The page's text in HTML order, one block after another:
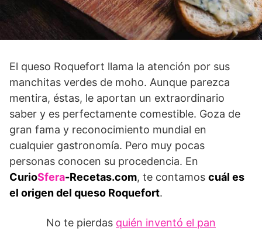
El queso Roquefort llama la atención por sus
manchitas verdes de moho. Aunque parezca
mentira, éstas, le aportan un extraordinario
saber y es perfectamente comestible. Goza de
gran fama y reconocimiento mundial en
cualquier gastronomía. Pero muy pocas
personas conocen su procedencia. En
CurioSfera-Recetas.com, te contamos cuál es
el origen del queso Roquefort.
No te pierdas quién inventó el pan